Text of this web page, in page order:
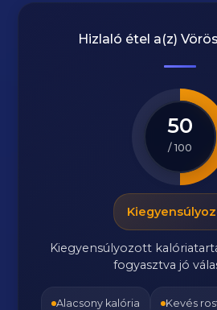
Hizlaló étel a(z)
50
/ 100
Kiegyensúlyozott
fogyasztva jó
Alacsony kalória Kevés